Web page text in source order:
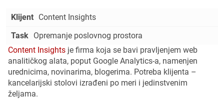
Klijent Content Insights
Task Opremanje poslovnog prostora
Content Insights je firma koja se bavi pravljenjem web
analitičkog alata, poput Google Analytics-a, namenjen
urednicima, novinarima, blogerima. Potreba klijenta –
kancelarijski stolovi izrađeni po meri i jedinstvenim
željama.